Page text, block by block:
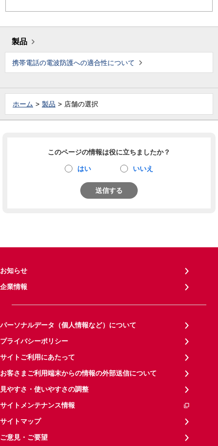
製品
携帯電話の電波防護への適合性について
ホーム 製品 店舗の選択
このページの情報は役に立ちましたか？
はい いいえ
送信する
お知らせ
企業情報
パーソナルデータ（個人情報など）について
プライバシーポリシー
サイトご利用にあたって
お客さまご利用端末からの情報の外部送信について
見やすさ・使いやすさの調整
サイトメンテナンス情報
サイトマップ
ご意見・ご要望